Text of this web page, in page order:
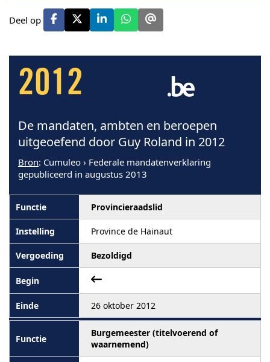
Deel op
2012
De mandaten, ambten en beroepen
uitgeoefend door Guy Roland in 2012
Bron: Cumuleo › Federale mandatenverklaring
gepubliceerd in augustus 2013
Provincieraadslid
Province de Hainaut
Bezoldigd
26 oktober 2012
Burgemeester (titelvoerend of
waarnemend)